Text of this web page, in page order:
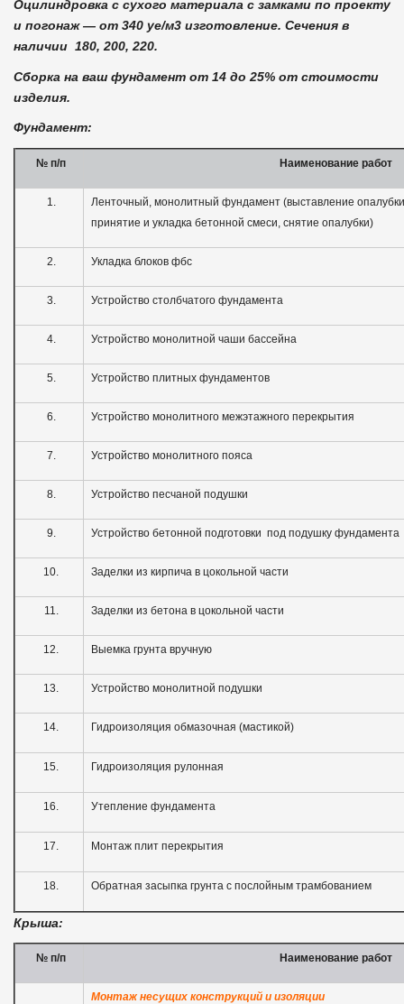
Оцилиндровка с сухого материала с замками по проекту
и погонаж — от 340 уе/м3 изготовление. Сечения в
наличии 180, 200, 220.
Сборка на ваш фундамент от 14 до 25% от стоимости
изделия.
Фундамент:
№ п/п Наименование работ
1.
Ленточный, монолитный фундамент (выставление
принятие и укладка бетонной смеси, снятие опалубки)
2. Укладка блоков фбс
3. Устройство столбчатого фундамента
4. Устройство монолитной чаши бассейна
5. Устройство плитных фундаментов
6. Устройство монолитного межэтажного перекрытия
7. Устройство монолитного пояса
8. Устройство песчаной подушки
9. Устройство бетонной подготовки под подушку фундамента
10. Заделки из кирпича в цокольной части
11. Заделки из бетона в цокольной части
12. Выемка грунта вручную
13. Устройство монолитной подушки
14. Гидроизоляция обмазочная (мастикой)
15. Гидроизоляция рулонная
16. Утепление фундамента
17. Монтаж плит перекрытия
18. Обратная засыпка грунта с послойным трамбованием
Крыша:
№ п/п Наименование работ
Монтаж несущих конструкций и изоляции